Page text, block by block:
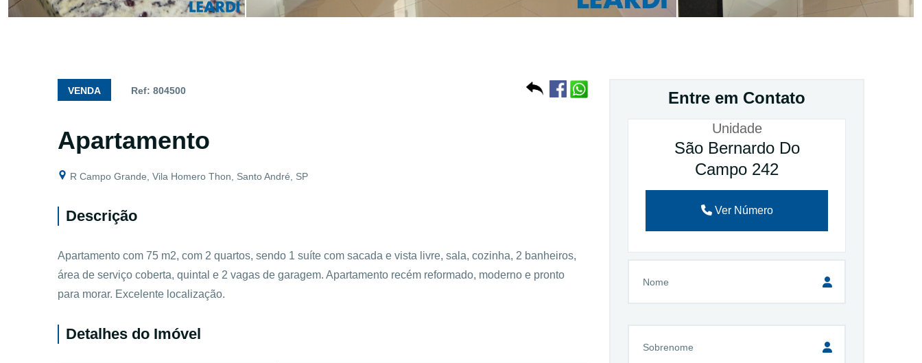
VENDA Ref: 804500
Apartamento
R Campo Grande, Vila Homero Thon, Santo André, SP
Descrição
Apartamento com 75 m2, com 2 quartos, sendo 1 suíte com sacada e vista livre, sala, cozinha, 2 banheiros,
área de serviço coberta, quintal e 2 vagas de garagem. Apartamento recém reformado, moderno e pronto
para morar. Excelente localização.
Detalhes do Imóvel
Entre em Contato
Unidade
São Bernardo Do
Campo 242
Ver Número